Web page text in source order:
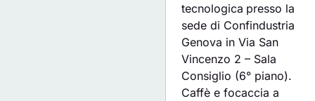
tecnologica presso la
sede di Confindustria
Genova in Via San
Vincenzo 2 – Sala
Consiglio (6° piano).
Caffè e focaccia a